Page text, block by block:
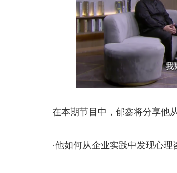
在本期节目中，郁鑫将分享他从
·他如何从企业实践中发现心理